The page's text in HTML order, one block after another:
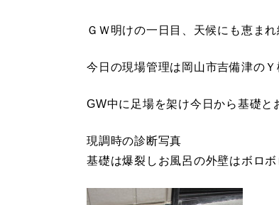
ＧＷ明けの一日目、天候にも恵ま
今日の現場管理は岡山市吉備津のＹ
GW中に足場を架け今日から基礎と
現調時の診断写真
基礎は爆裂しお風呂の外壁はボロボ